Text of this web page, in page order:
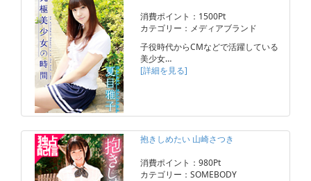
消費ポイント：1500Pt
カテゴリー：メディアブランド
子役時代からCMなどで活躍している
美少女…
[詳細を見る]
抱きしめたい 山崎さつき
消費ポイント：980Pt
カテゴリー：SOMEBODY